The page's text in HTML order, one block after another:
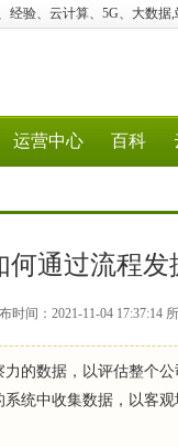
经验、云计算、5G、大数据
运营中心 百科
何通过流程
时间：2021-11-04 17:37:14
的数据，以评估整个
统中收集数据，以客